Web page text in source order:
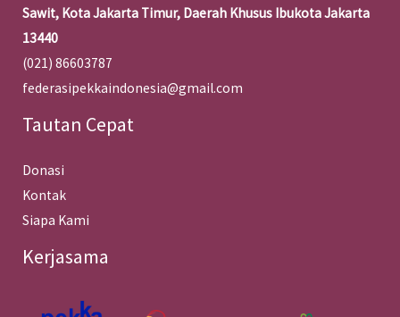
Sawit, Kota Jakarta Timur, Daerah Khusus Ibukota Jakarta
13440
(021) 86603787
federasipekkaindonesia@gmail.com
Tautan Cepat
Donasi
Kontak
Siapa Kami
Kerjasama